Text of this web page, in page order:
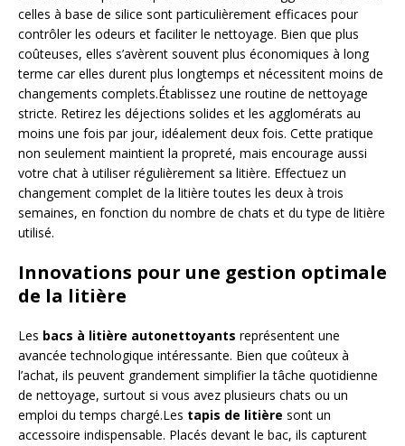
celles à base de silice sont particulièrement efficaces pour
contrôler les odeurs et faciliter le nettoyage. Bien que plus
coûteuses, elles s’avèrent souvent plus économiques à long
terme car elles durent plus longtemps et nécessitent moins de
changements complets.Établissez une routine de nettoyage
stricte. Retirez les déjections solides et les agglomérats au
moins une fois par jour, idéalement deux fois. Cette pratique
non seulement maintient la propreté, mais encourage aussi
votre chat à utiliser régulièrement sa litière. Effectuez un
changement complet de la litière toutes les deux à trois
semaines, en fonction du nombre de chats et du type de litière
utilisé.
Innovations pour une gestion optimale
de la litière
Les bacs à litière autonettoyants représentent une
avancée technologique intéressante. Bien que coûteux à
l’achat, ils peuvent grandement simplifier la tâche quotidienne
de nettoyage, surtout si vous avez plusieurs chats ou un
emploi du temps chargé.Les tapis de litière sont un
accessoire indispensable. Placés devant le bac, ils capturent